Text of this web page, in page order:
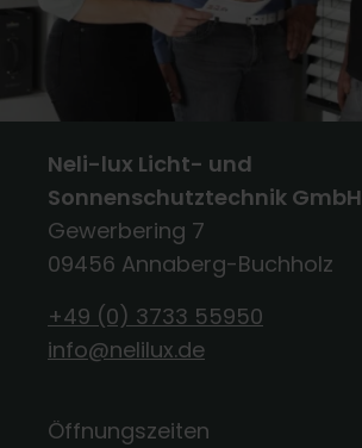
Neli-lux Licht- und
Sonnenschutztechnik GmbH
Gewerbering 7
09456 Annaberg-Buchholz
+49 (0) 3733 55950
info@nelilux.de
Öffnungszeiten